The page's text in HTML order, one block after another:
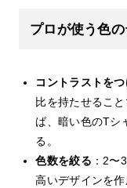
プロが使う色の
コントラストをつ
比を持たせるこ
ば、暗い色のTシ
る。
色数を絞る ：2〜
高いデザインを